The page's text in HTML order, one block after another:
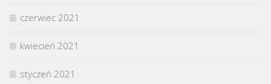
czerwiec 2021
kwiecień 2021
styczeń 2021